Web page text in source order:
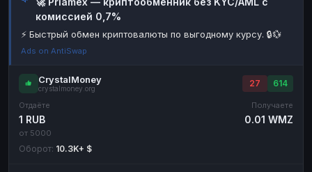
Наличные
Наличные USD Наличные USD
комиссией 0,7%
⚡ Быстрый обмен криптовалюты по выгодному курсу. 🔒💱
Ads on AntiSwap
CrystalMoney
crystalmoney.org
27 614
Отдаёте
1 RUB
от 5000
Получаете
0.01 WMZ
Оборот: 10.3K+ $